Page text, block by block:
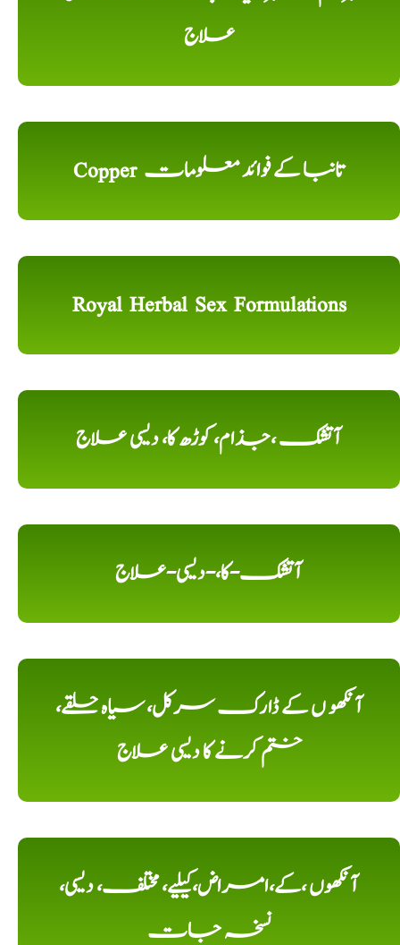
علاج
Copper تانبا کے فوائد معلومات
Royal Herbal Sex Formulations
آتشک ،جذام، کوڑھ کا، دیسی علاج
آتشک-کا،-دیسی-علاج
آنکھو ں کے ڈارک سرکل، سیاہ حلقے،
ختم کرنے کا دیسی علاج
آنکھوں ،کے،امراض،کیلیے، مختلف، دیسی،
نسخہ جات